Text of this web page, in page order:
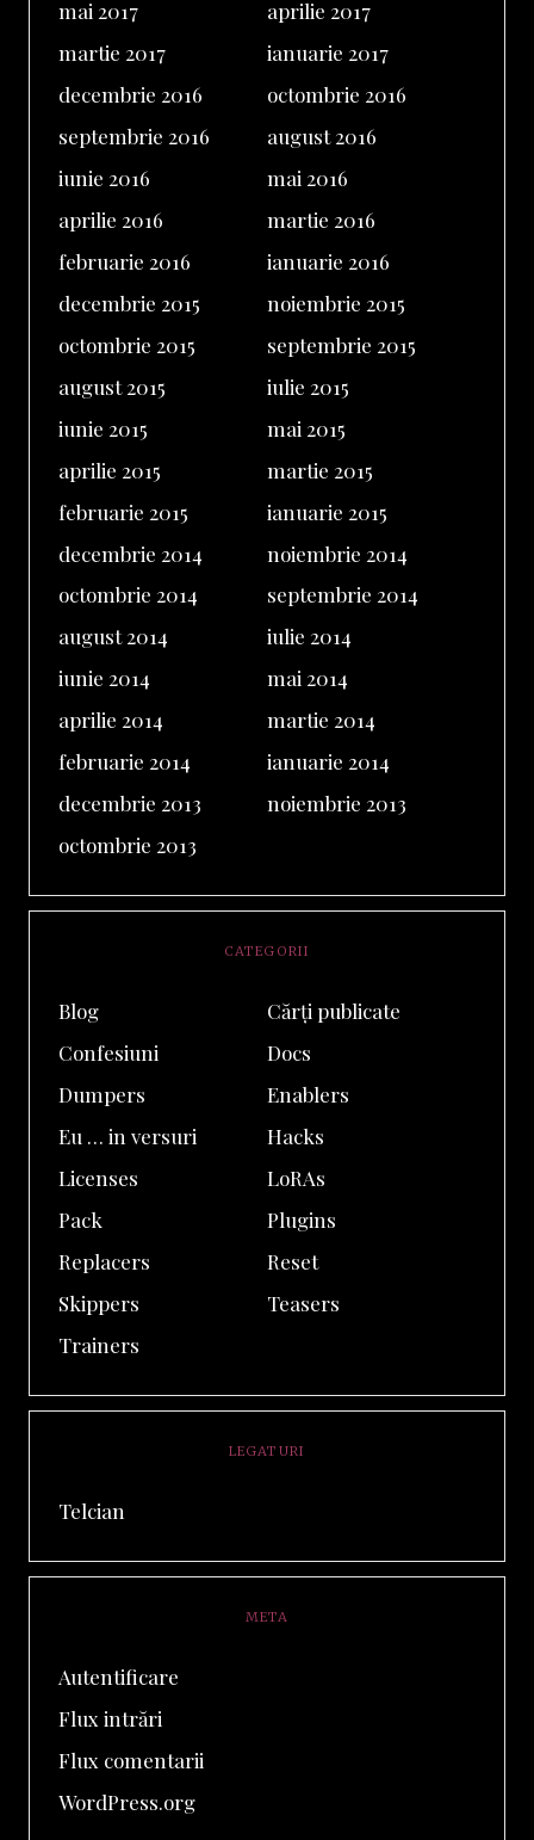
mai 2017
aprilie 2017
martie 2017
ianuarie 2017
decembrie 2016
octombrie 2016
septembrie 2016
august 2016
iunie 2016
mai 2016
aprilie 2016
martie 2016
februarie 2016
ianuarie 2016
decembrie 2015
noiembrie 2015
octombrie 2015
septembrie 2015
august 2015
iulie 2015
iunie 2015
mai 2015
aprilie 2015
martie 2015
februarie 2015
ianuarie 2015
decembrie 2014
noiembrie 2014
octombrie 2014
septembrie 2014
august 2014
iulie 2014
iunie 2014
mai 2014
aprilie 2014
martie 2014
februarie 2014
ianuarie 2014
decembrie 2013
noiembrie 2013
octombrie 2013
CATEGORII
Blog
Cărți publicate
Confesiuni
Docs
Dumpers
Enablers
Eu … in versuri
Hacks
Licenses
LoRAs
Pack
Plugins
Replacers
Reset
Skippers
Teasers
Trainers
LEGATURI
Telcian
META
Autentificare
Flux intrări
Flux comentarii
WordPress.org